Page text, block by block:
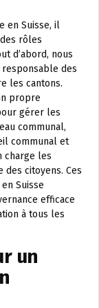
en Suisse, il
rôles
d’abord, nous
des
les cantons.
propre
gérer les
communal,
communal et
charge les
citoyens. Ces
Suisse
efficace
à tous les
un